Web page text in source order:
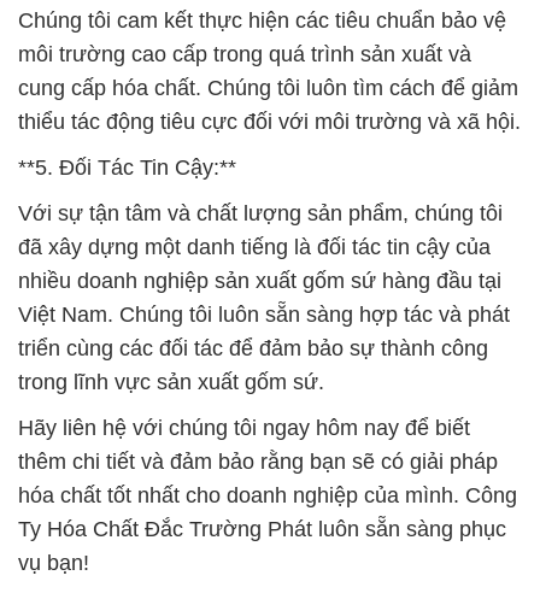
Chúng tôi cam kết thực hiện các tiêu chuẩn bảo vệ
môi trường cao cấp trong quá trình sản xuất và
cung cấp hóa chất. Chúng tôi luôn tìm cách để giảm
thiểu tác động tiêu cực đối với môi trường và xã hội.
**5. Đối Tác Tin Cậy:**
Với sự tận tâm và chất lượng sản phẩm, chúng tôi
đã xây dựng một danh tiếng là đối tác tin cậy của
nhiều doanh nghiệp sản xuất gốm sứ hàng đầu tại
Việt Nam. Chúng tôi luôn sẵn sàng hợp tác và phát
triển cùng các đối tác để đảm bảo sự thành công
trong lĩnh vực sản xuất gốm sứ.
Hãy liên hệ với chúng tôi ngay hôm nay để biết
thêm chi tiết và đảm bảo rằng bạn sẽ có giải pháp
hóa chất tốt nhất cho doanh nghiệp của mình. Công
Ty Hóa Chất Đắc Trường Phát luôn sẵn sàng phục
vụ bạn!